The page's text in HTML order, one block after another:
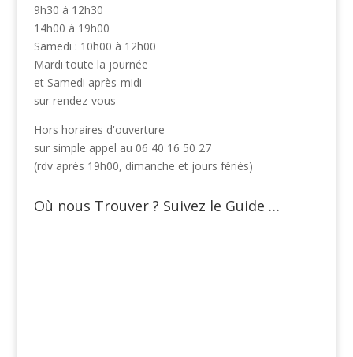
9h30 à 12h30
14h00 à 19h00
Samedi : 10h00 à 12h00
Mardi toute la journée
et Samedi après-midi
sur rendez-vous
Hors horaires d'ouverture
sur simple appel au 06 40 16 50 27
(rdv après 19h00, dimanche et jours fériés)
Où nous Trouver ? Suivez le Guide …